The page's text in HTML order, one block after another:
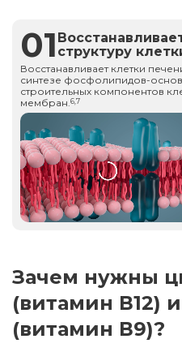
01 структуру
Восстанавливает клетки
синтезе фосфолипидов-
строительных компонентов
мембран.6,7
Зачем нужны
(витамин В12)
(витамин В9)?